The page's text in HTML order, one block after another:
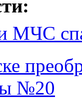
МЧС
№20